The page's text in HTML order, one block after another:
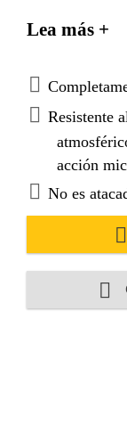
una cara y
en la otra.
Lea más +
Resistente
acción
No es